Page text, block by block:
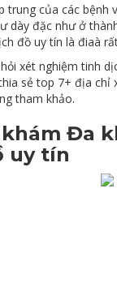
trung của các bệnh
dày đặc như ở
đồ uy tín là điaà
xét nghiệm tinh
sẻ top 7+ địa chỉ
tham khảo.
Đa
uy tín